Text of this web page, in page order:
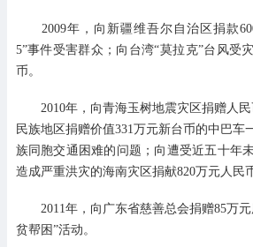
2009年，向新疆维吾尔自治区捐款
5”事件受害群众；向台湾“莫拉克”台风受
币。
2010年，向青海玉树地震灾区捐赠人民
民族地区捐赠价值331万元新台币的中巴车
族同胞交通困难的问题；向遭受近五十年
造成严重洪灾的海南灾区捐献820万元人民币
2011年，向广东省慈善总会捐赠85万元
贫帮困”活动。